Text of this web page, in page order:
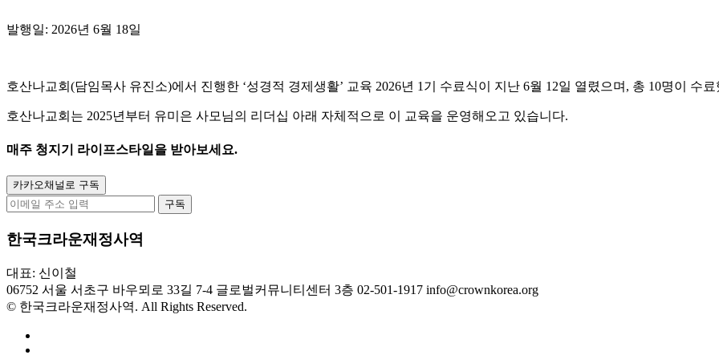
발행일: 2026년 6월 18일
호산나교회(담임목사 유진소)에서 진행한 ‘성경적 경제생활’ 교육 2026년 1기 수료식이 지난 6월 12일 열렸으며, 총 10명이 수
호산나교회는 2025년부터 유미은 사모님의 리더십 아래 자체적으로 이 교육을 운영해오고 있습니다.
매주 청지기 라이프스타일 을 받아보세요.
카카오채널로 구독
구독
한국크라운재정사역
대표: 신이철
06752 서울 서초구 바우뫼로 33길 7-4 글로벌커뮤니티센터 3층 02-501-1917 info@crownkorea.org
© 한국크라운재정사역. All Rights Reserved.